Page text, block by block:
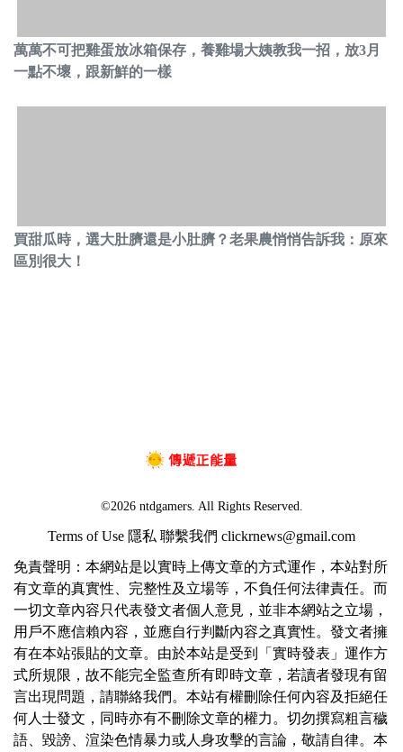
萬萬不可把雞蛋放冰箱保存，養雞場大姨教我一招，放3月
一點不壞，跟新鮮的一樣
買甜瓜時，選大肚臍還是小肚臍？老果農悄悄告訴我：原來
區別很大！
©2026 ntdgamers. All Rights Reserved.
Terms of Use 隱私 聯繫我們 clickrnews@gmail.com
免責聲明：本網站是以實時上傳文章的方式運作，本站對所
有文章的真實性、完整性及立場等，不負任何法律責任。而
一切文章內容只代表發文者個人意見，並非本網站之立場，
用戶不應信賴內容，並應自行判斷內容之真實性。發文者擁
有在本站張貼的文章。由於本站是受到「實時發表」運作方
式所規限，故不能完全監查所有即時文章，若讀者發現有留
言出現問題，請聯絡我們。本站有權刪除任何內容及拒絕任
何人士發文，同時亦有不刪除文章的權力。切勿撰寫粗言穢
語、毀謗、渲染色情暴力或人身攻擊的言論，敬請自律。本